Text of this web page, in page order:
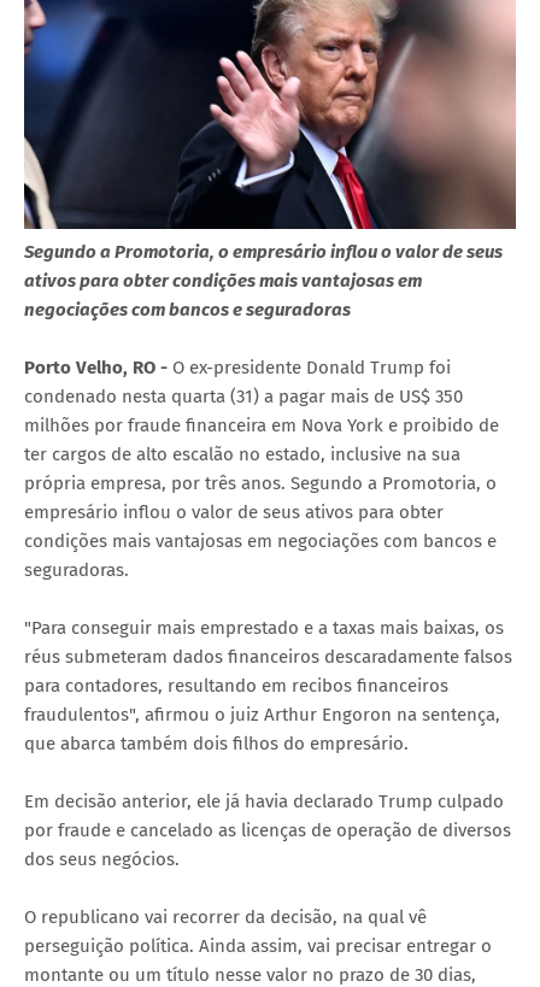
Segundo a Promotoria, o empresário inflou o valor de seus
ativos para obter condições mais vantajosas em
negociações com bancos e seguradoras
Porto Velho, RO - O ex-presidente Donald Trump foi
condenado nesta quarta (31) a pagar mais de US$ 350
milhões por fraude financeira em Nova York e proibido de
ter cargos de alto escalão no estado, inclusive na sua
própria empresa, por três anos. Segundo a Promotoria, o
empresário inflou o valor de seus ativos para obter
condições mais vantajosas em negociações com bancos e
seguradoras.
"Para conseguir mais emprestado e a taxas mais baixas, os
réus submeteram dados financeiros descaradamente falsos
para contadores, resultando em recibos financeiros
fraudulentos", afirmou o juiz Arthur Engoron na sentença,
que abarca também dois filhos do empresário.
Em decisão anterior, ele já havia declarado Trump culpado
por fraude e cancelado as licenças de operação de diversos
dos seus negócios.
O republicano vai recorrer da decisão, na qual vê
perseguição política. Ainda assim, vai precisar entregar o
montante ou um título nesse valor no prazo de 30 dias,